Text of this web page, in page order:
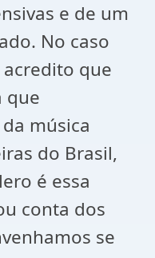
e de um
No caso
que
que
música
do Brasil,
é essa
conta dos
se